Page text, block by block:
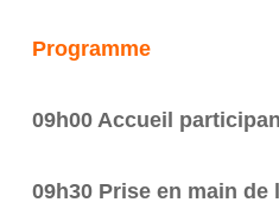
Programme
09h00 Accueil
09h30 Prise en main de